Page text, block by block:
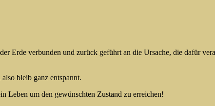
Erde verbunden und zurück geführt an die Ursache, die dafür
bleib ganz entspannt.
Leben um den gewünschten Zustand zu erreichen!